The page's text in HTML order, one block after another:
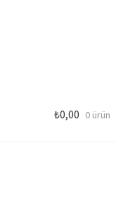
₺0,00 0 ürün